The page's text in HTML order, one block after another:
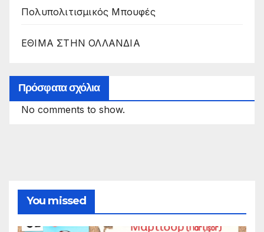
Πολυπολιτισμικός Μπουφές
ΕΘΙΜΑ ΣΤΗΝ ΟΛΛΑΝΔΙΑ
Πρόσφατα σχόλια
No comments to show.
You missed